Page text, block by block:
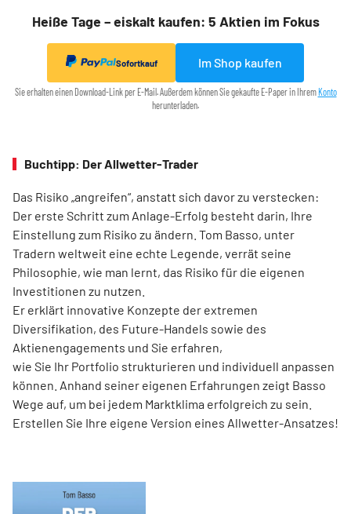
Heiße Tage – eiskalt kaufen: 5 Aktien im Fokus
Sofortkauf Im Shop kaufen
Sie erhalten einen Download-Link per E-Mail. Außerdem können Sie gekaufte E-Paper in Ihrem Konto
herunterladen.
Buchtipp: Der Allwetter-Trader
Das Risiko „angreifen“, anstatt sich davor zu verstecken:
Der erste Schritt zum Anlage-Erfolg besteht darin, Ihre
Einstellung zum Risiko zu ändern. Tom Basso, unter
Tradern weltweit eine echte Legende, verrät seine
Philosophie, wie man lernt, das Risiko für die eigenen
Investitionen zu nutzen.
Er erklärt innovative Konzepte der extremen
Diversifikation, des Future-Handels sowie des
Aktienengagements und Sie erfahren,
wie Sie Ihr Portfolio strukturieren und individuell anpassen
können. Anhand seiner eigenen Erfahrungen zeigt Basso
Wege auf, um bei jedem Marktklima erfolgreich zu sein.
Erstellen Sie Ihre eigene Version eines Allwetter-Ansatzes!